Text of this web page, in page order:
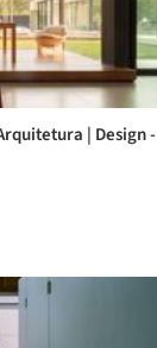
| Design -